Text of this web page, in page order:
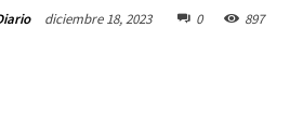
diciembre 18, 2023 0 897